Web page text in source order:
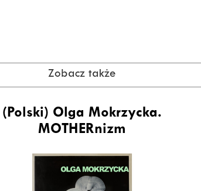
Zobacz także
(Polski) Olga Mokrzycka.
MOTHERnizm